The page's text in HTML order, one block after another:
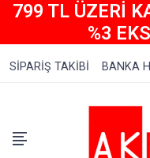
799 TL ÜZERİ
%3
SİPARİŞ TAKİBİ BANKA